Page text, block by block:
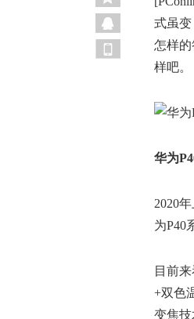
式虽
怎样
样吧。
华为P
2020
为P40
目前
+双色
变焦技